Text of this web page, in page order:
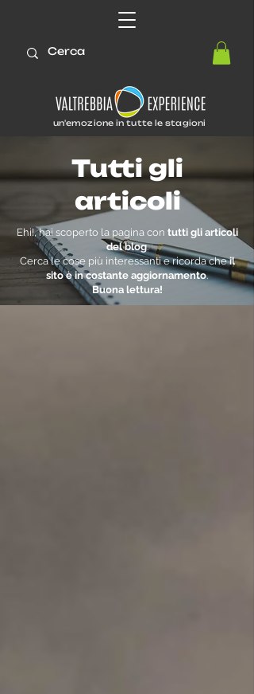
un'emozione in tutte le stagioni
Tutti gli
articoli
Ehi!, hai scoperto la pagina con tutti gli articoli
del blog.
Cerca le cose più interessanti e ricorda cheil
sito è in costante aggiornamento.
Buona lettura!